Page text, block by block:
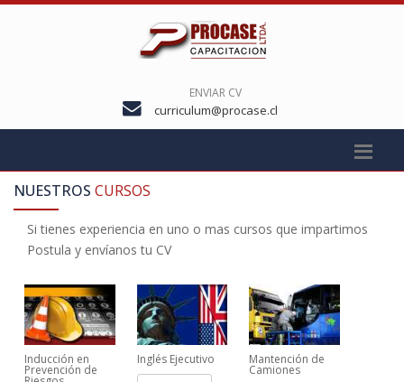
ENVIAR CV
curriculum@procase.cl
NUESTROS CURSOS
Si tienes experiencia en uno o mas cursos que impartimos
Postula y envíanos tu CV
Inducción en
Prevención de
Inglés Ejecutivo
Mantención de
Camiones